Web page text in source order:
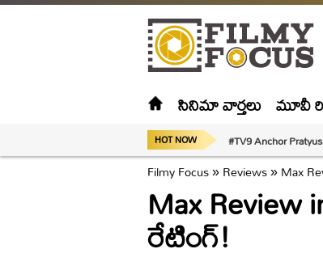
సినిమా వార్తలు మూవీ
HOT NOW #TV9 Anchor
Filmy Focus»Reviews»Max
Max
రేటింగ్!